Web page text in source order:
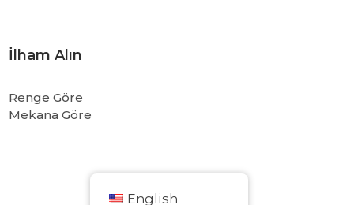
İlham Alın
Renge Göre
Mekana Göre
English